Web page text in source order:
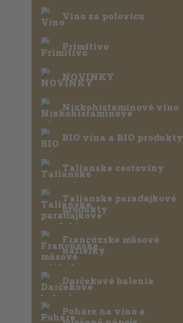
Víno za polovicu
Primitivo
NOVINKY
Nízkohistamínové víno
BIO vína a BIO produkty
Talianske cestoviny
Talianske paradajkové
produkty
Francúzske mäsové
nátierky
Darčekové balenia
Poháre na víno a